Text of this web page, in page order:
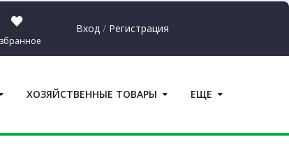
в корзину
Вход/ Регистрация
ХОЗЯЙСТВЕННЫЕ ТОВАРЫ ЕЩЕ